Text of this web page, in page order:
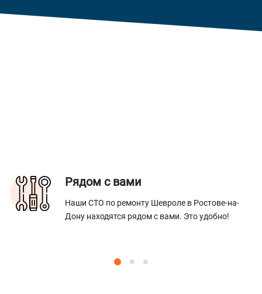
Рядом с вами
Наши СТО по ремонту Шевроле в Ростове-на-
Дону находятся рядом с вами. Это удобно!